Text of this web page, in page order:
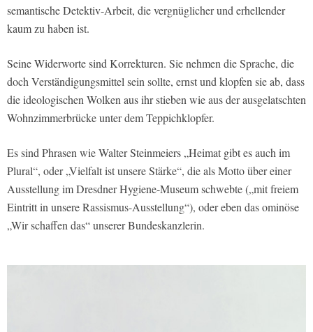
semantische Detektiv-Arbeit, die vergnüglicher und erhellender
kaum zu haben ist.
Seine Widerworte sind Korrekturen. Sie nehmen die Sprache, die
doch Verständigungsmittel sein sollte, ernst und klopfen sie ab, dass
die ideologischen Wolken aus ihr stieben wie aus der ausgelatschten
Wohnzimmerbrücke unter dem Teppichklopfer.
Es sind Phrasen wie Walter Steinmeiers „Heimat gibt es auch im
Plural“, oder „Vielfalt ist unsere Stärke“, die als Motto über einer
Ausstellung im Dresdner Hygiene-Museum schwebte („mit freiem
Eintritt in unsere Rassismus-Ausstellung“), oder eben das ominöse
„Wir schaffen das“ unserer Bundeskanzlerin.